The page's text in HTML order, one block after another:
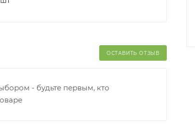
ОСТАВИТЬ ОТЗЫВ
- будьте первым, кто